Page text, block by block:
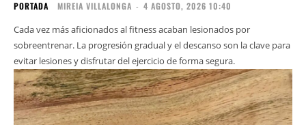
PORTADA MIREIA VILLALONGA - 4 AGOSTO, 2026 10:40
Cada vez más aficionados al fitness acaban lesionados por
sobreentrenar. La progresión gradual y el descanso son la clave para
evitar lesiones y disfrutar del ejercicio de forma segura.